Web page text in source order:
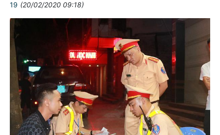
19 (20/02/2020 09:18)